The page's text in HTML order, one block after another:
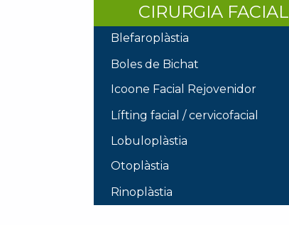
CIRURGIA FACIAL
Blefaroplàstia
Boles de Bichat
Icoone Facial Rejovenidor
Lífting facial / cervicofacial
Lobuloplàstia
Otoplàstia
Rinoplàstia